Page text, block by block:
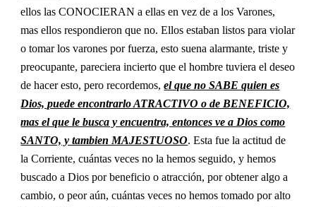
ellos las CONOCIERAN a ellas en vez de a los Varones,
mas ellos respondieron que no. Ellos estaban listos para violar
o tomar los varones por fuerza, esto suena alarmante, triste y
preocupante, pareciera incierto que el hombre tuviera el deseo
de hacer esto, pero recordemos,el que no SABE quien es
Dios, puede encontrarlo ATRACTIVO o de BENEFICIO,
mas el que le busca y encuentra, entonces ve a Dios como
SANTO, y tambien MAJESTUOSO. Esta fue la actitud de
la Corriente, cuántas veces no la hemos seguido, y hemos
buscado a Dios por beneficio o atracción, por obtener algo a
cambio, o peor aún, cuántas veces no hemos tomado por alto